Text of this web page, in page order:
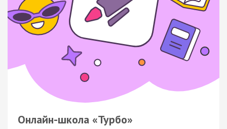
Онлайн-школа «Турбо»